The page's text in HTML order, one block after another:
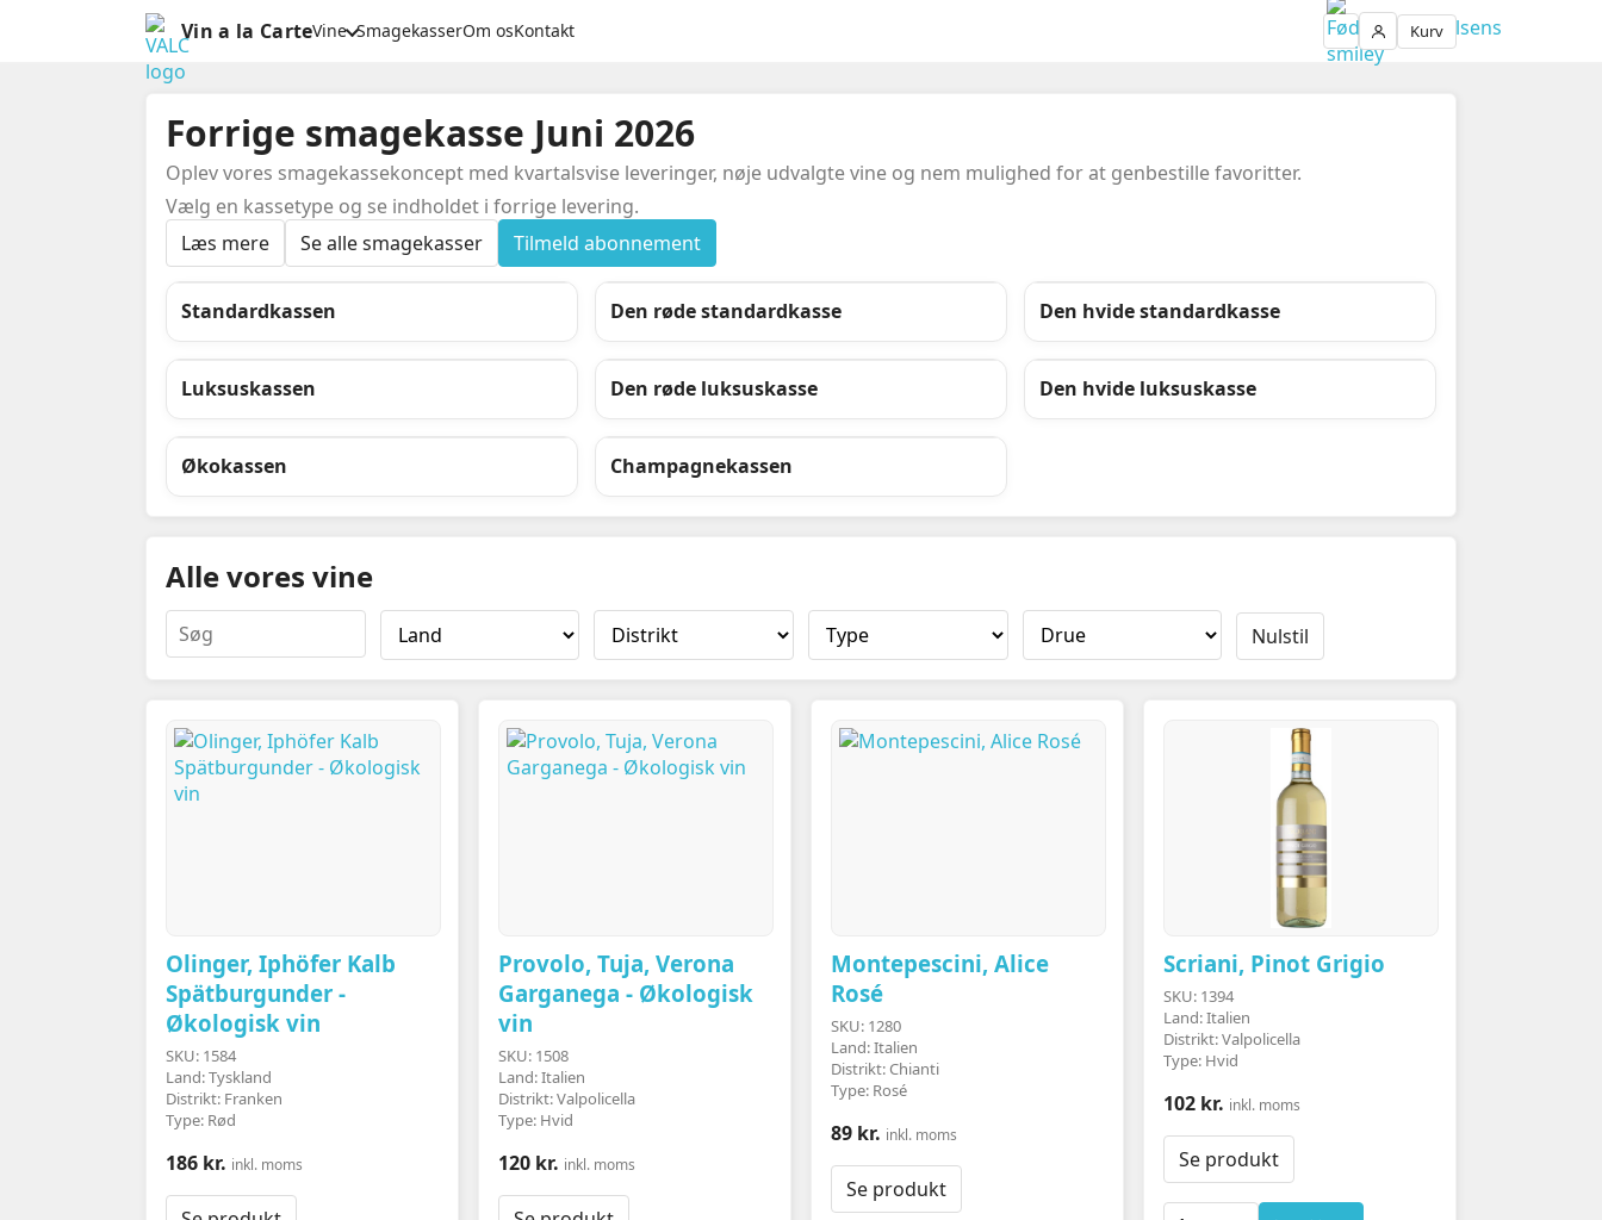
Vin a la CarteVine SmagekasserOm osKontakt LoginKurv
Forrige smagekasse Juni 2026
Oplev vores smagekassekoncept med kvartalsvise leveringer, nøje udvalgte vine og nem mulighed for at genbestille favoritter.
Vælg en kassetype og se indholdet i forrige levering.
Læs mere
Se alle smagekasser Tilmeld abonnement
Standardkassen Den røde standardkasse Den hvide standardkasse
Luksuskassen Den røde luksuskasse Den hvide luksuskasse
Økokassen Champagnekassen
Alle vores vine
Nulstil
Olinger, Iphöfer Kalb
Spätburgunder -
Økologisk vin
SKU: 1584
Land: Tyskland
Distrikt: Franken
Type: Rød
186 kr. inkl. moms
Provolo, Tuja, Verona
Garganega - Økologisk
vin
SKU: 1508
Land: Italien
Distrikt: Valpolicella
Type: Hvid
120 kr. inkl. moms
Montepescini, Alice
Rosé
SKU: 1280
Land: Italien
Distrikt: Chianti
Type: Rosé
89 kr. inkl. moms
Se produkt
Scriani, Pinot Grigio
SKU: 1394
Land: Italien
Distrikt: Valpolicella
Type: Hvid
102 kr. inkl. moms
Se produkt